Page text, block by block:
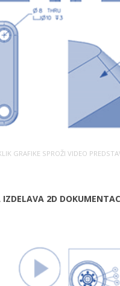
GRAFIKE SPROŽI VIDEO
IZDELAVA 2D